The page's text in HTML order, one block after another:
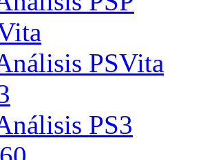
PSVita
PS3